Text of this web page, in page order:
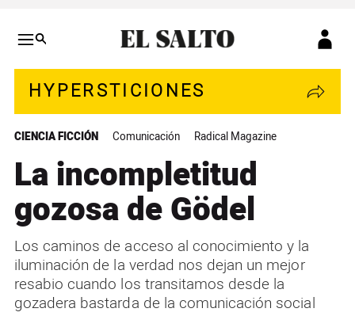
HYPERSTICIONES
CIENCIA FICCIÓN Comunicación Radical Magazine
La incompletitud
gozosa de Gödel
Los caminos de acceso al conocimiento y la
iluminación de la verdad nos dejan un mejor
resabio cuando los transitamos desde la
gozadera bastarda de la comunicación social